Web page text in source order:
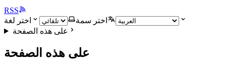
RSS
اختر سمة
اختر لغة
على هذه الصفحة
على هذه الصفحة